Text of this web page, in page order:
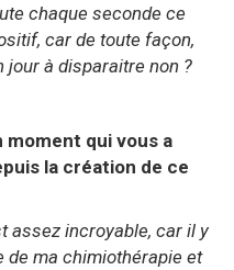
chaque seconde ce
car de toute façon,
à disparaitre non ?
moment qui vous a
la création de ce
assez incroyable, car il y
de ma chimiothérapie et